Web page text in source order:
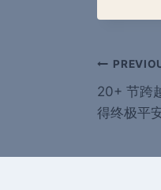
Post
20+ 节跨
得终极平